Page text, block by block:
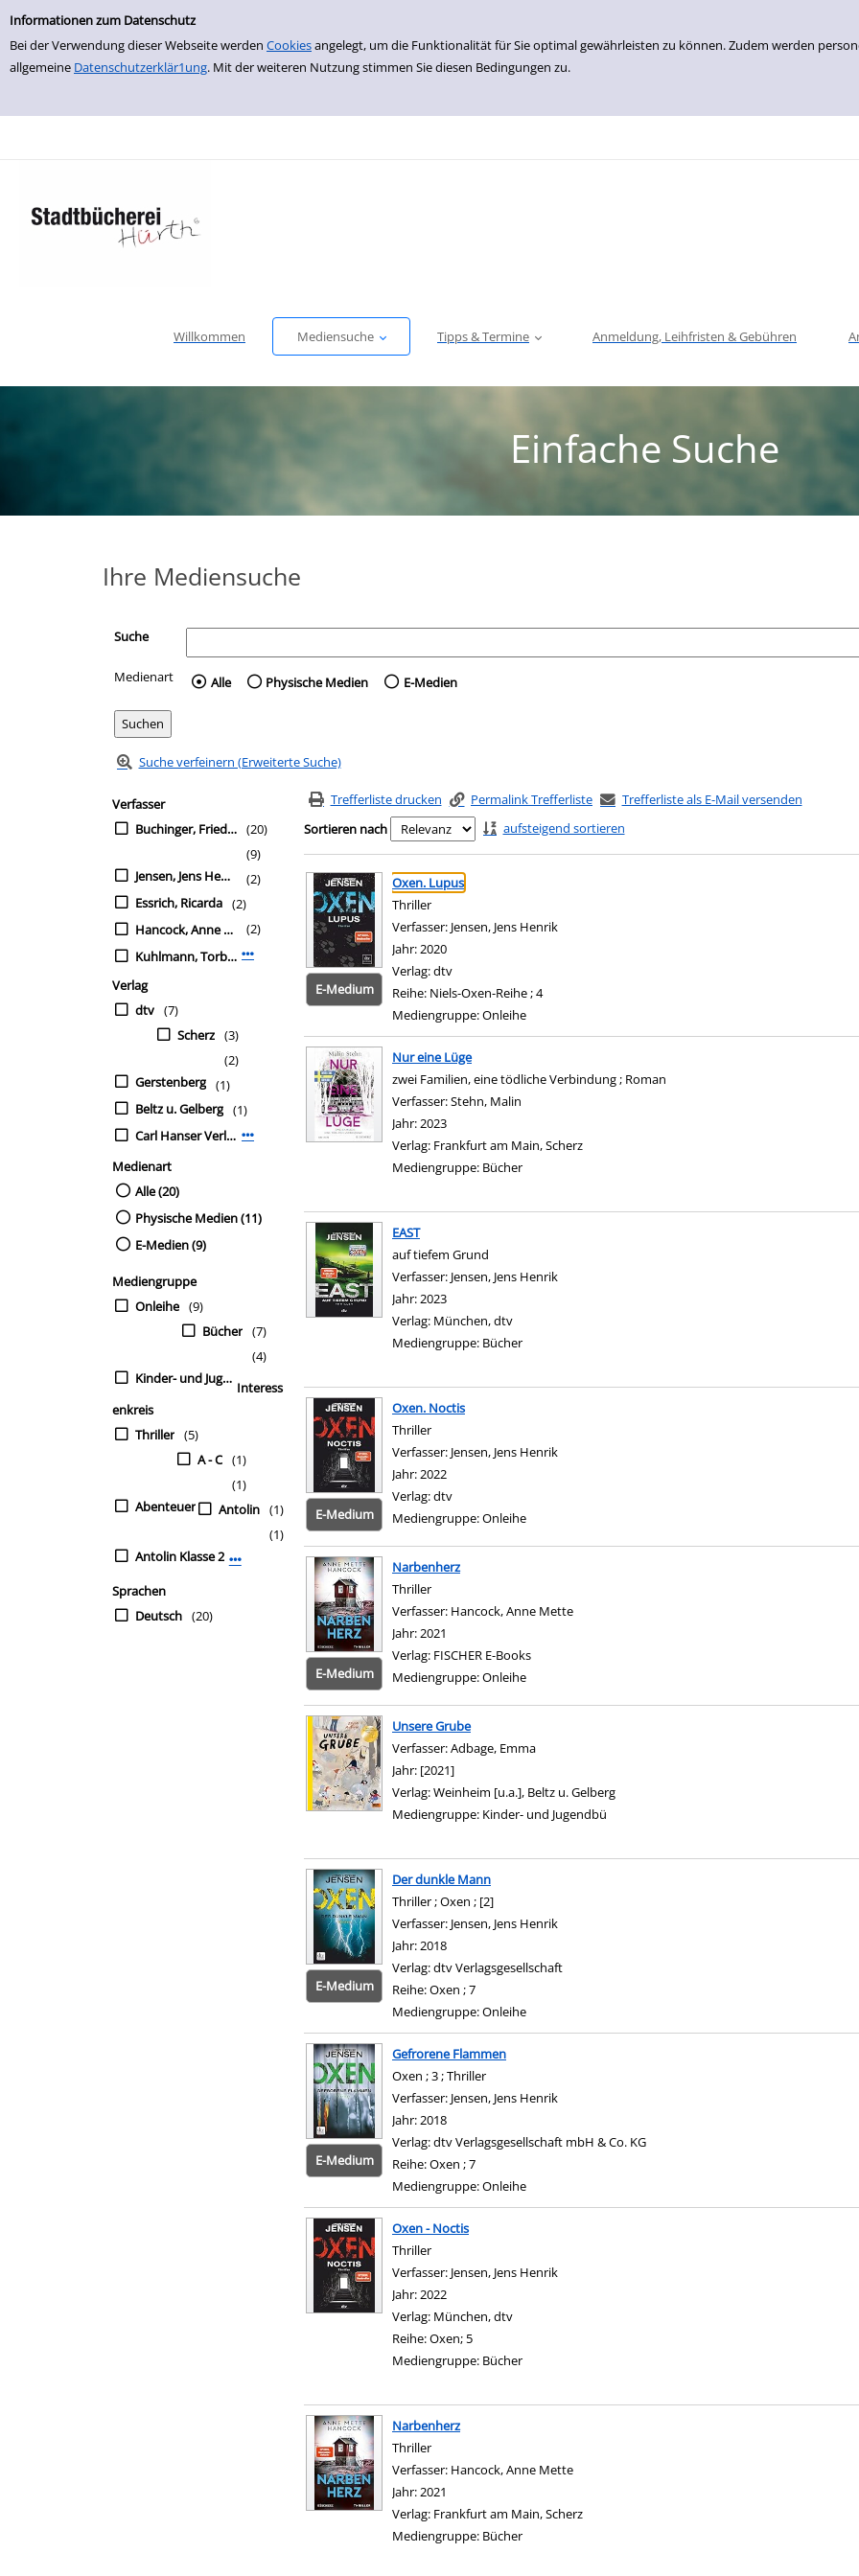
Einfache Suche
Informationen zum Datenschutz
Bei der Verwendung dieser Webseite werden Cookiesangelegt, um die Funktionalität für Sie optimal gewährleisten zu können. Zudem werden
allgemeine Datenschutzerklär1ung. Mit der weiteren Nutzung stimmen Sie diesen Bedingungen zu.
zur Navigation springen
zum Inhalt springen
Zu den Suchfiltern springen
Zur Trefferliste springen
Willkommen Mediensuche Tipps & Termine Anmeldung, Leihfristen & Gebühren
Einfache Suche
Ihre Mediensuche
Suche
Medienart Wählen Sie die Medienart nach der Sie suchen wollen.
Alle Physische Medien E-Medien
Suche verfeinern (Erweiterte Suche)
Suchfilter
Zur Trefferliste springen
Verfasser
Buchinger, Friederike
(20)
Jensen, Jens Henrik
(9)
Essrich, Ricarda
(2)
Hancock, Anne Mette
(2)
Kuhlmann, Torben
(2)
Mehr Verfasser-Filter anzeigen
Verlag
dtv (7)
Scherz (3)
Gerstenberg
(2)
Beltz u. Gelberg
(1)
Carl Hanser Verlag
(1)
Mehr Verlag-Filter anzeigen
Medienart
Alle (20)
Physische Medien (11)
E-Medien (9)
Mediengruppe
Onleihe (9)
Bücher (7)
Kinder- und Jugendbü
(4)
Interess
enkreis
Thriller (5)
A - C (1)
Abenteuer
(1)
Antolin (1)
Antolin Klasse 2
(1)
Mehr Interessenkreis-Filter anzeigen
Sprachen
Deutsch (20)
Trefferliste drucken Permalink Trefferliste
Trefferliste als E-Mail versenden
Sortieren nach
aufsteigend sortieren
Suchergebnis
Zu den Suchfiltern springen
E-Medium
Oxen. Lupus
Thriller
Verfasser: Jensen, Jens Henrik
Jahr:2020
Verlag:dtv
Reihe: Niels-Oxen-Reihe ; 4
Mediengruppe:Onleihe
Nur eine Lüge
zwei Familien, eine tödliche Verbindung ; Roman
Verfasser:Stehn, Malin
Jahr:2023
Verlag: Frankfurt am Main, Scherz
Mediengruppe: Bücher
EAST
auf tiefem Grund
Verfasser: Jensen, Jens Henrik
Jahr:2023
Verlag: München, dtv
Mediengruppe: Bücher
E-Medium
Oxen. Noctis
Thriller
Verfasser: Jensen, Jens Henrik
Jahr:2022
Verlag:dtv
Mediengruppe:Onleihe
E-Medium
Narbenherz
Thriller
Verfasser: Hancock, Anne Mette
Jahr:2021
Verlag: FISCHER E-Books
Mediengruppe:Onleihe
Unsere Grube
Verfasser:Adbage, Emma
Jahr: [2021]
Verlag:Weinheim [u.a.], Beltz u. Gelberg
Mediengruppe: Kinder- und Jugendbü
E-Medium
Der dunkle Mann
Thriller ; Oxen ; [2]
Verfasser: Jensen, Jens Henrik
Jahr:2018
Verlag:dtv Verlagsgesellschaft
Reihe:Oxen ; 7
Mediengruppe:Onleihe
E-Medium
Gefrorene Flammen
Oxen ; 3 ; Thriller
Verfasser: Jensen, Jens Henrik
Jahr:2018
Verlag:dtv Verlagsgesellschaft mbH & Co. KG
Reihe:Oxen ; 7
Mediengruppe:Onleihe
Oxen - Noctis
Thriller
Verfasser: Jensen, Jens Henrik
Jahr:2022
Verlag: München, dtv
Reihe:Oxen; 5
Mediengruppe: Bücher
Narbenherz
Thriller
Verfasser: Hancock, Anne Mette
Jahr:2021
Verlag: Frankfurt am Main, Scherz
Mediengruppe: Bücher